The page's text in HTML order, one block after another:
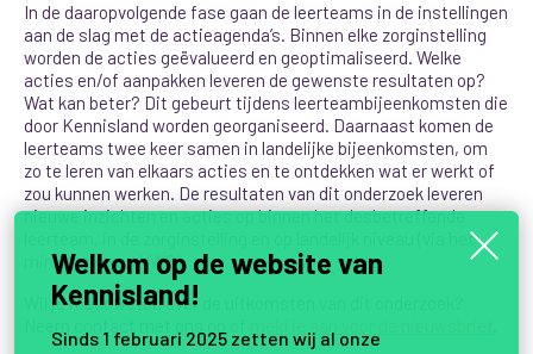
In de daaropvolgende fase gaan de leerteams in de instellingen
aan de slag met de actieagenda’s. Binnen elke zorginstelling
worden de acties geëvalueerd en geoptimaliseerd.Welke
acties en/of aanpakken leveren de gewenste resultaten op?
Wat kan beter? Dit gebeurt tijdens leerteambijeenkomsten die
door Kennisland worden georganiseerd. Daarnaast komen de
leerteams twee keer samen in landelijke bijeenkomsten, om
zo te leren van elkaars acties en te ontdekken wat er werkt of
zou kunnen werken. De resultaten van dit onderzoek leveren
nieuwe inzichten en acties op binnen het desbetreffende
leerteam, in de zorginstelling en op landelijk niveau (via het
ministerie van VWS).
Wil je meer weten over de uitkomsten van dit onderzoek?
Welkom op de website van
Kennisland!
Sinds 1 februari 2025 zetten wij al onze